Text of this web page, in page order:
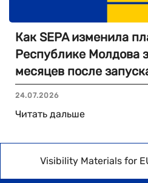
Как SEPA изменила
Республике Молдова
месяцев после
24.07.2026
Читать дальше
Visibility Materials for